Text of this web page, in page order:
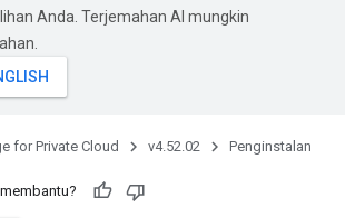
Anda. Terjemahan AI mungkin
for Private Cloud v4.52.02 Penginstalan